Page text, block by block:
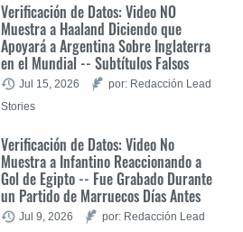
Verificación de Datos: Video NO
Muestra a Haaland Diciendo que
Apoyará a Argentina Sobre Inglaterra
en el Mundial -- Subtítulos Falsos
Jul 15, 2026
por: Redacción Lead
Stories
Verificación de Datos: Video No
Muestra a Infantino Reaccionando a
Gol de Egipto -- Fue Grabado Durante
un Partido de Marruecos Días Antes
Jul 9, 2026
por: Redacción Lead